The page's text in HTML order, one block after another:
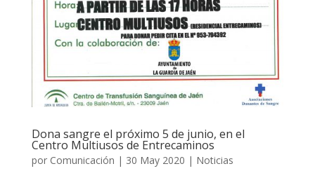
Dona sangre el próximo 5 de junio, en el
Centro Multiusos de Entrecaminos
por Comunicación | 30 May 2020 | Noticias